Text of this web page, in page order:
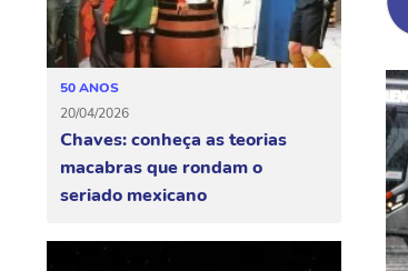
50 ANOS
20/04/2026
Chaves: conheça as teorias
macabras que rondam o
seriado mexicano